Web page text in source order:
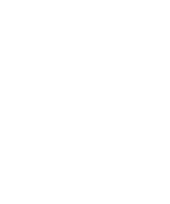
aos visitantes